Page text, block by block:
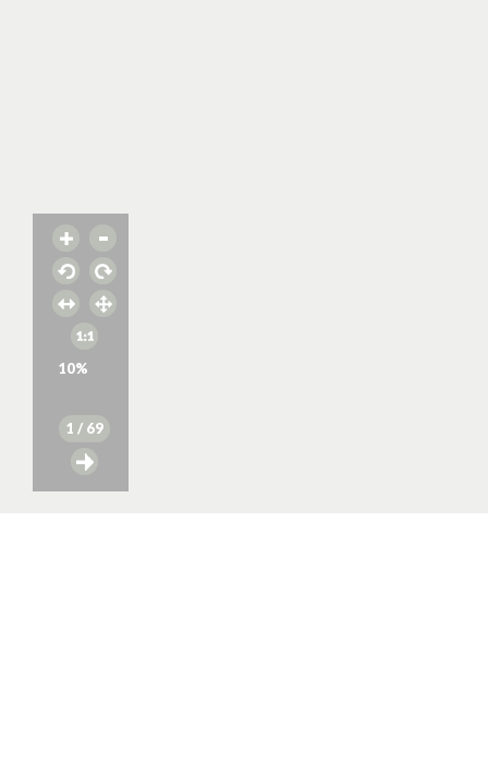
10%
1 / 69